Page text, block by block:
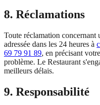
8. Réclamations
Toute réclamation
adressée dans les 24 heures à
69 79 91 89, en précisant
problème. Le Restaurant
meilleurs délais.
9. Responsabilité